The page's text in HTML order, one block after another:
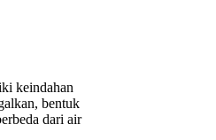
keindahan
bentuk
dari air